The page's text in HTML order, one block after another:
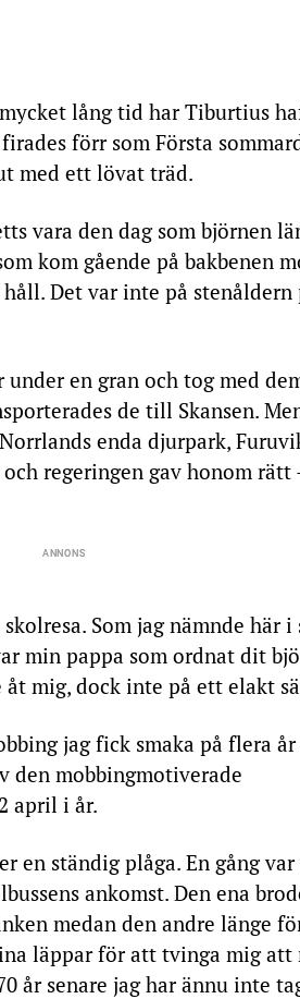
lång tid har Tiburtius
förr som Första
med ett lövat träd.
vara den dag som björnen
kom gående på bakbenen
Det var inte på stenåldern
en gran och tog med
de till Skansen.
enda djurpark,
regeringen gav honom rätt
Som jag nämnde här
min pappa som ordnat dit
åt mig, dock inte på ett elakt
jag fick smaka på flera år
den mobbingmotiverade
april i år.
en ständig plåga. En gång
ankomst. Den ena
medan den andre länge
läppar för att tvinga mig att
år senare jag har ännu inte